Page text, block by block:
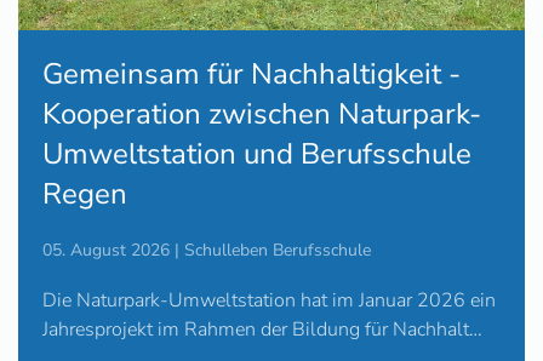
Gemeinsam für Nachhaltigkeit -
Kooperation zwischen Naturpark-
Umweltstation und Berufsschule
Regen
05. August 2026 | Schulleben Berufsschule
Die Naturpark-Umweltstation hat im Januar 2026 ein
Jahresprojekt im Rahmen der Bildung für Nachhalt…